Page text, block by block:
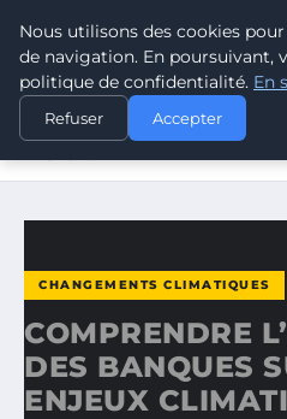
CLIMATE
ACCUEIL
CHANGEMENTS
COMPRENDRE L’INFLUENCE
CHANGEMENTS CLIMATIQUES
COMPRENDRE
DES BANQUES
ENJEUX
Nous utilisons des cookies
de navigation. En poursuivant,
politique de confidentialité. En
Refuser Accepter